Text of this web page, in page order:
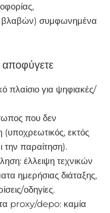
βλαβών) συμφωνημένα
πλαίσιο για ψηφιακές/
που δεν
εκτός
την παραίτηση).
έλλειψη τεχνικών
ημερήσιας διάταξης,
οδηγίες.
proxy/depo: καμία